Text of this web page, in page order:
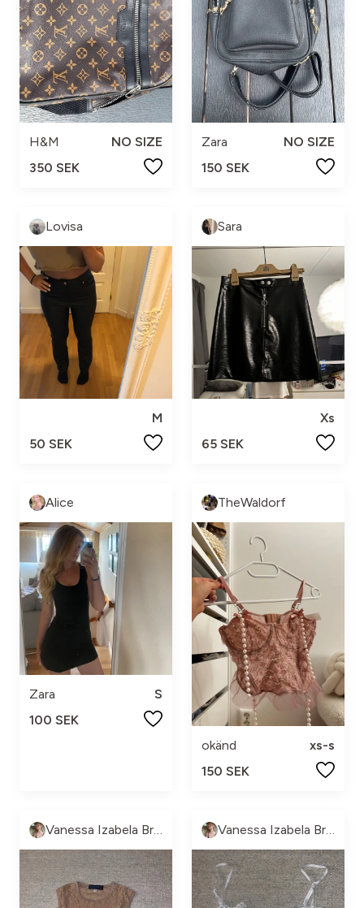
H&M
NO SIZE
350 SEK
Zara
NO SIZE
150 SEK
Lovisa
M
50 SEK
Sara
Xs
65 SEK
Alice
Zara
S
100 SEK
TheWaldorf
okänd
xs-s
150 SEK
Vanessa Izabela Brorson Vanessa Izabela Brorson